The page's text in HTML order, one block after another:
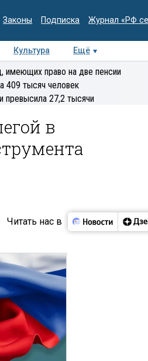
Законы Подписка Журнал «РФ
Культура
Ещё
Колумнисты
имеющих право на две пенсии
409 тысяч человек
превысила 27,2 тысячи
в
Читать нас в